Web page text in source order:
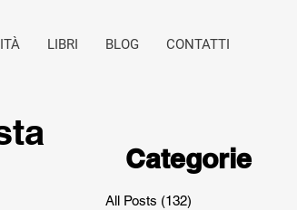
LIBRI BLOG CONTATTI
Categorie
All Posts (132)